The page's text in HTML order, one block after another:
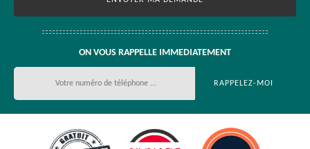
ON VOUS RAPPELLE IMMEDIATEMENT